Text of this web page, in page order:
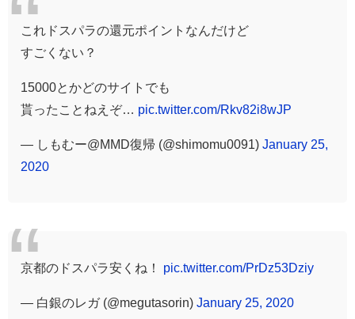
これドスパラの還元ポイントなんだけど
すごくない？
15000とかどのサイトでも
貰ったことねえぞ… pic.twitter.com/Rkv82i8wJP
— しもむー@MMD復帰 (@shimomu0091) January 25,
2020
京都のドスパラ安くね！ pic.twitter.com/PrDz53Dziy
— 白銀のレガ (@megutasorin) January 25, 2020